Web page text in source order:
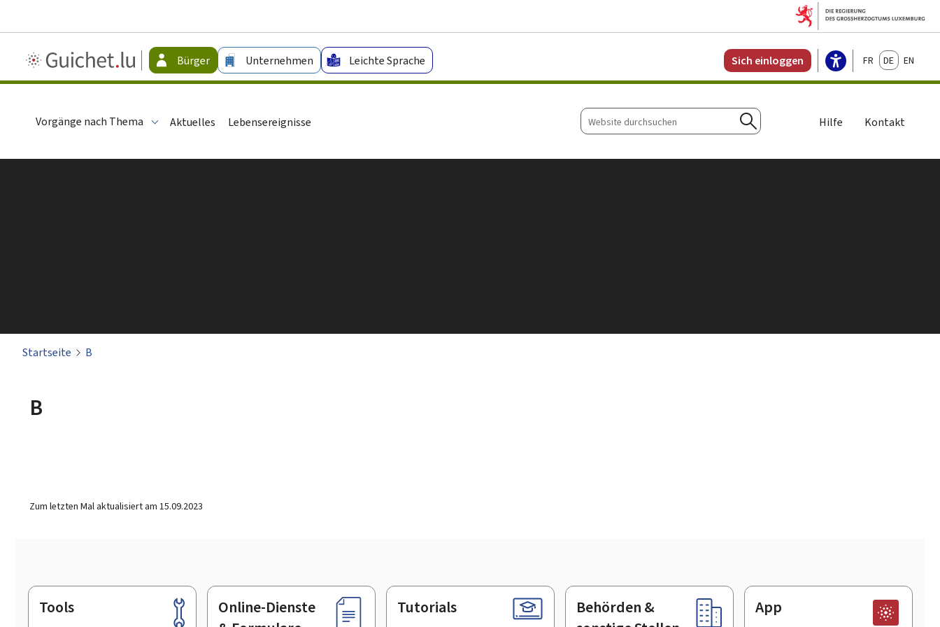
Guichet.lu
-
Bürger Unternehmen Leichte Sprache Sich einloggen FrançaisDeutschEnglish
Vorgänge nach Thema Aktuelles Lebensereignisse
Website
durchsuchen
Suchen
Hilfe Kontakt
Startseite B
B
Zum letzten Mal aktualisiert am 15.09.2023
Footer
Tools
Online-Dienste
Tutorials
Behörden &
App